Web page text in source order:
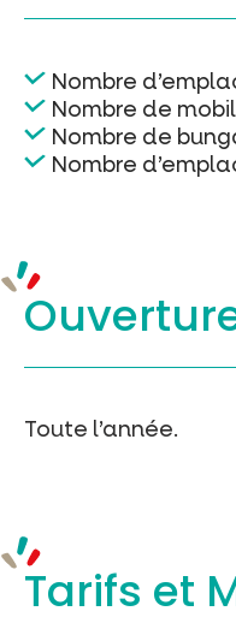
Nombre
Nombre de
Nombre de
Nombre
Toute l’année.
Tarifs et